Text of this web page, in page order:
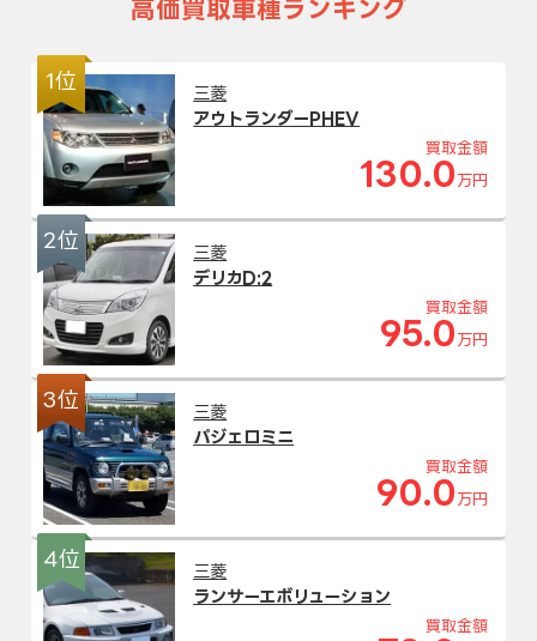
高価買取車種ランキング
1位
三菱
アウトランダーPHEV
買取金額
130.0 万円
2位
三菱
デリカD:2
買取金額
95.0 万円
3位
三菱
パジェロミニ
買取金額
90.0 万円
4位
三菱
ランサーエボリューション
買取金額